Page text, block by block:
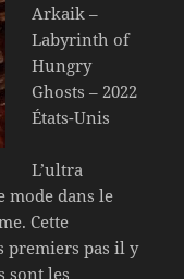
Arkaik –
Labyrinth of
Hungry
Ghosts – 2022
États-Unis
L’ultra
mode dans le
Cette
premiers pas il y
sont les